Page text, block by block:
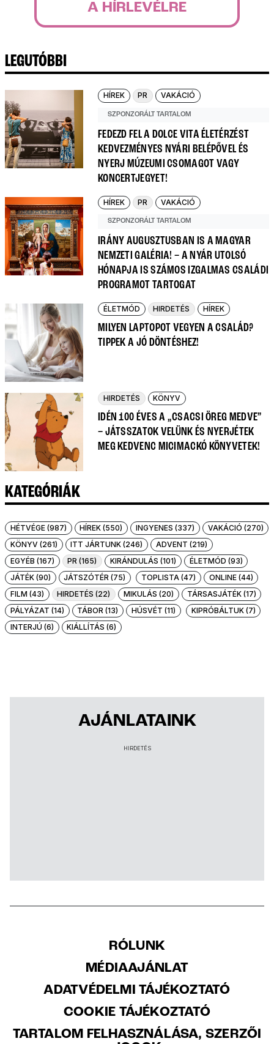
A HÍRLEVÉLRE
LEGUTÓBBI
HÍREK PR VAKÁCIÓ
SZPONZORÁLT TARTALOM
FEDEZD FEL A DOLCE VITA ÉLETÉRZÉST
KEDVEZMÉNYES NYÁRI BELÉPŐVEL ÉS
NYERJ MÚZEUMI CSOMAGOT VAGY
KONCERTJEGYET!
HÍREK PR VAKÁCIÓ
SZPONZORÁLT TARTALOM
IRÁNY AUGUSZTUSBAN IS A MAGYAR
NEMZETI GALÉRIA! – A NYÁR UTOLSÓ
HÓNAPJA IS SZÁMOS IZGALMAS CSALÁDI
PROGRAMOT TARTOGAT
ÉLETMÓD HIRDETÉS HÍREK
MILYEN LAPTOPOT VEGYEN A CSALÁD?
TIPPEK A JÓ DÖNTÉSHEZ!
HIRDETÉS KÖNYV
IDÉN 100 ÉVES A „CSACSI ÖREG MEDVE”
– JÁTSSZATOK VELÜNK ÉS NYERJÉTEK
MEG KEDVENC MICIMACKÓ KÖNYVETEK!
KATEGÓRIÁK
HÉTVÉGE (987) HÍREK (550) INGYENES (337)
VAKÁCIÓ (270)
KÖNYV (261)
ITT JÁRTUNK (246)
ADVENT (219)
EGYÉB (167)
PR (165) KIRÁNDULÁS (101)
ÉLETMÓD (93)
JÁTÉK (90)
JÁTSZÓTÉR (75) TOPLISTA (47)
ONLINE (44)
FILM (43)
HIRDETÉS (22) MIKULÁS (20)
TÁRSASJÁTÉK (17)
PÁLYÁZAT (14)
TÁBOR (13) HÚSVÉT (11)
KIPRÓBÁLTUK (7)
INTERJÚ (6)
KIÁLLÍTÁS (6)
AJÁNLATAINK
HIRDETÉS
RÓLUNK
MÉDIAAJÁNLAT
ADATVÉDELMI TÁJÉKOZTATÓ
COOKIE TÁJÉKOZTATÓ
TARTALOM FELHASZNÁLÁSA, SZERZŐI